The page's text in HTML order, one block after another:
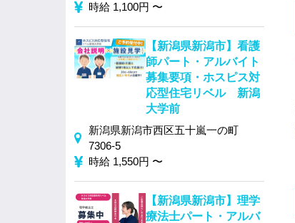
時給 1,100円 〜
【新潟県新潟市】看護
師パート・アルバイト
募集要項・ホスピス対
応型住宅リベル 新潟
大学前
新潟県新潟市西区五十嵐一の町
7306-5
時給 1,550円 〜
【新潟県新潟市】理学
療法士パート・アルバ